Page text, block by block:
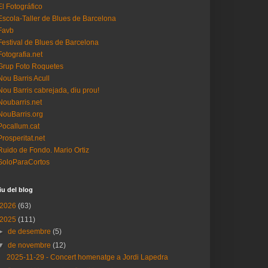
Fotográfico
Taller de Blues de Barcelona
de Blues de Barcelona
Foto Roquetes
Barris Acull
Barris cabrejada, diu prou!
de Fondo. Mario Ortiz
del blog
2026 (63)
2025 (111)
de desembre(5)
de novembre(12)
2025-11-29 - Concert homenatge a Jordi Lapedra